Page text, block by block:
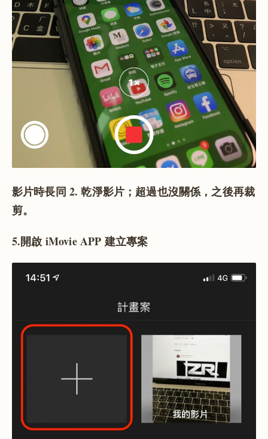
影片時長同 2. 乾淨影片；超過也沒關係，之後再裁
剪。
5.開啟 iMovie APP 建立專案